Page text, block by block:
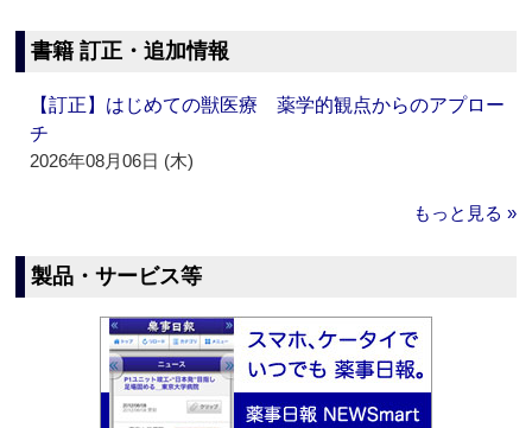
書籍 訂正・追加情報
【訂正】はじめての獣医療 薬学的観点からのアプロー
チ
2026年08月06日 (木)
もっと見る »
製品・サービス等